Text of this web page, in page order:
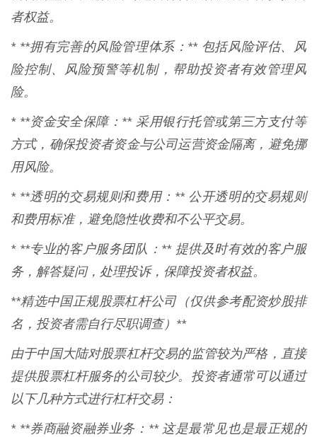
者权益。
* **拥有完善的风险管理体系：** 包括风险评估、风
险控制、风险预警等机制，帮助投资者有效管理风
险。
* **资金安全保障：** 采用银行托管或第三方支付等
方式，确保投资者资金与公司运营资金隔离，避免挪
用风险。
* **透明的交易规则和费用：** 公开透明的交易规则
和费用标准，避免隐性收费和不公平交易。
* **专业的客户服务团队：** 提供及时有效的客户服
务，解答疑问，处理投诉，保障投资者权益。
**精选中国正规股票杠杆公司（仅供参考配资炒股排
名，投资者需自行尽职调查）**
由于中国大陆对股票杠杆交易的监管较为严格，直接
提供股票杠杆服务的公司较少。投资者通常可以通过
以下几种方式进行杠杆交易：
* **券商融资融券业务：** 这是最常见也是最正规的